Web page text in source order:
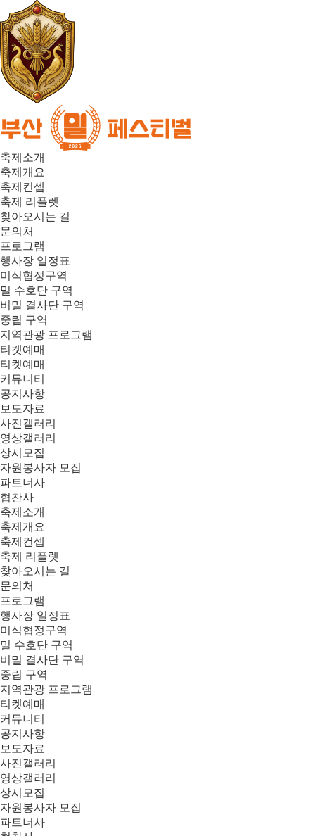
축제소개
축제개요
축제컨셉
축제 리플렛
찾아오시는 길
문의처
프로그램
행사장 일정표
미식협정구역
밀 수호단 구역
비밀 결사단 구역
중립 구역
지역관광 프로그램
티켓예매
티켓예매
커뮤니티
공지사항
보도자료
사진갤러리
영상갤러리
상시모집
자원봉사자 모집
파트너사
협찬사
축제소개
축제개요
축제컨셉
축제 리플렛
찾아오시는 길
문의처
프로그램
행사장 일정표
미식협정구역
밀 수호단 구역
비밀 결사단 구역
중립 구역
지역관광 프로그램
티켓예매
커뮤니티
공지사항
보도자료
사진갤러리
영상갤러리
상시모집
자원봉사자 모집
파트너사